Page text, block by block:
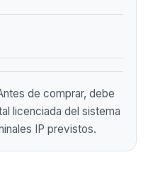
de comprar, debe
licenciada del sistema
IP previstos.